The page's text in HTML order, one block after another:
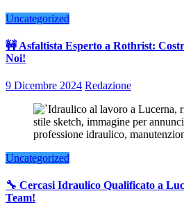
Uncategorized
🚧 Asfaltista Esperto a Rothrist:
Noi!
9 Dicembre 2024 Redazione
Uncategorized
🔧 Cercasi Idraulico Qualificato a
Team!